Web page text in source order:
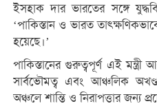
ইসহাক দার ভারতের সঙ্গে
‘পাকিস্তান ও ভারত
হয়েছে।’
পাকিস্তানের গুরুত্বপূর্ণ এই মন্ত্রী
সার্বভৌমত্ব এবং আঞ্চলিক
অঞ্চলে শান্তি ও নিরাপত্তার জন্য